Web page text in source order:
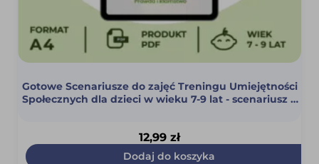
Gotowe Scenariusze do zajęć Treningu Umiejętności
Społecznych dla dzieci w wieku 7-9 lat - scenariusz 7
12,99 zł
Dodaj do koszyka